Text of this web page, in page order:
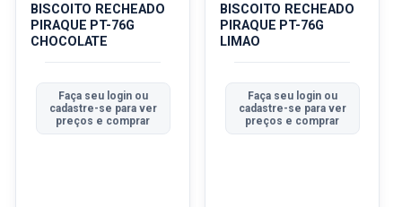
BISCOITO RECHEADO
PIRAQUE PT-76G
CHOCOLATE
Faça seu login ou
cadastre-se para ver
preços e comprar
BISCOITO RECHEADO
PIRAQUE PT-76G
LIMAO
Faça seu login ou
cadastre-se para ver
preços e comprar